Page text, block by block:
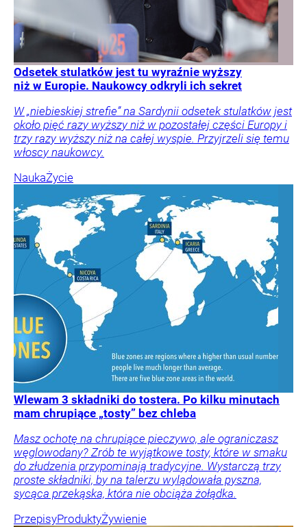
Odsetek stulatków jest tu wyraźnie wyższy
niż w Europie. Naukowcy odkryli ich sekret
W „niebieskiej strefie” na Sardynii odsetek stulatków jest
około pięć razy wyższy niż w pozostałej części Europy i
trzy razy wyższy niż na całej wyspie. Przyjrzeli się temu
włoscy naukowcy.
NaukaŻycie
Wlewam 3 składniki do tostera. Po kilku minutach
mam chrupiące „tosty” bez chleba
Masz ochotę na chrupiące pieczywo, ale ograniczasz
węglowodany? Zrób te wyjątkowe tosty, które w smaku
do złudzenia przypominają tradycyjne. Wystarczą trzy
proste składniki, by na talerzu wylądowała pyszna,
sycąca przekąska, która nie obciąża żołądka.
PrzepisyProduktyŻywienie